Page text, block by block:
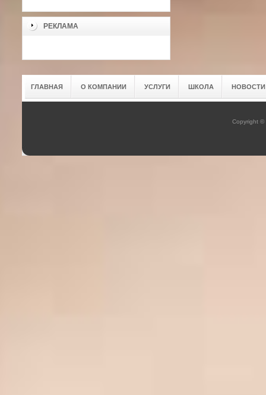
РЕКЛАМА
ГЛАВНАЯ О КОМПАНИИ УСЛУГИ ШКОЛА НОВОСТИ
Copyright